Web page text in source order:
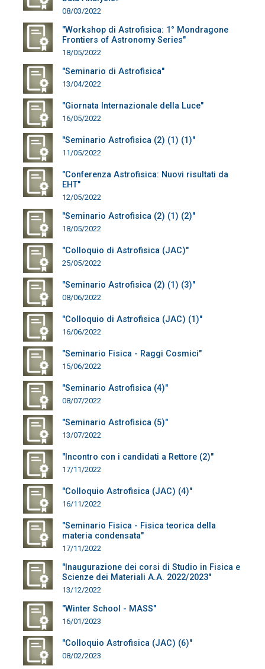
08/03/2022
"Workshop di Astrofisica: 1° Mondragone
Frontiers of Astronomy Series"
18/05/2022
"Seminario di Astrofisica"
13/04/2022
"Giornata Internazionale della Luce"
16/05/2022
"Seminario Astrofisica (2) (1) (1)"
11/05/2022
"Conferenza Astrofisica: Nuovi risultati da
EHT"
12/05/2022
"Seminario Astrofisica (2) (1) (2)"
18/05/2022
"Colloquio di Astrofisica (JAC)"
25/05/2022
"Seminario Astrofisica (2) (1) (3)"
08/06/2022
"Colloquio di Astrofisica (JAC) (1)"
16/06/2022
"Seminario Fisica - Raggi Cosmici"
15/06/2022
"Seminario Astrofisica (4)"
08/07/2022
"Seminario Astrofisica (5)"
13/07/2022
"Incontro con i candidati a Rettore (2)"
17/11/2022
"Colloquio Astrofisica (JAC) (4)"
16/11/2022
"Seminario Fisica - Fisica teorica della
materia condensata"
17/11/2022
"Inaugurazione dei corsi di Studio in Fisica e
Scienze dei Materiali A.A. 2022/2023"
13/12/2022
"Winter School - MASS"
16/01/2023
"Colloquio Astrofisica (JAC) (6)"
08/02/2023